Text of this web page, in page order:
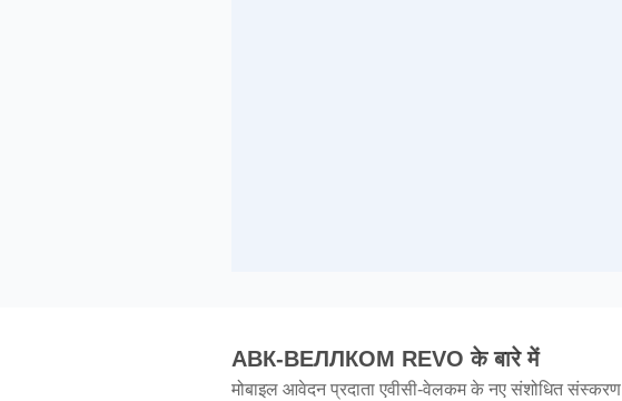
АВК-ВЕЛЛКОМ REVO के बारे में
मोबाइल आवेदन प्रदाता एवीसी-वेलकम के नए संशोधित संस्करण